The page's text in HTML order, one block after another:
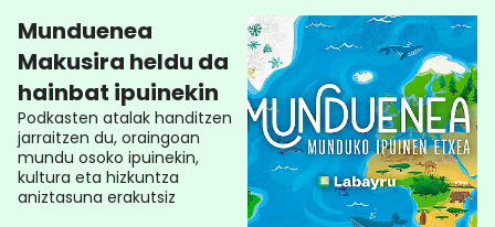
Munduenea
Makusira heldu da
hainbat ipuinekin
Podkasten atalak handitzen
jarraitzen du, oraingoan
mundu osoko ipuinekin,
kultura eta hizkuntza
aniztasuna erakutsiz